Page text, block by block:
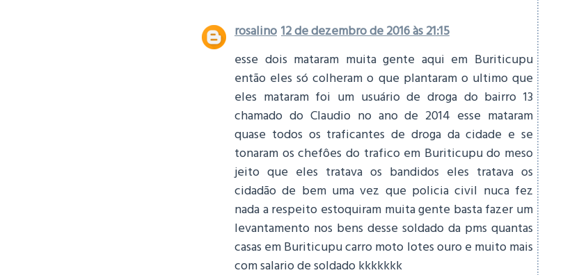
rosalino 12 de dezembro de 2016 às 21:15
esse dois mataram muita gente aqui em Buriticupu
então eles só colheram o que plantaram o ultimo que
eles mataram foi um usuário de droga do bairro 13
chamado do Claudio no ano de 2014 esse mataram
quase todos os traficantes de droga da cidade e se
tonaram os chefôes do trafico em Buriticupu do meso
jeito que eles tratava os bandidos eles tratava os
cidadão de bem uma vez que policia civil nuca fez
nada a respeito estoquiram muita gente basta fazer um
levantamento nos bens desse soldado da pms quantas
casas em Buriticupu carro moto lotes ouro e muito mais
com salario de soldado kkkkkkk